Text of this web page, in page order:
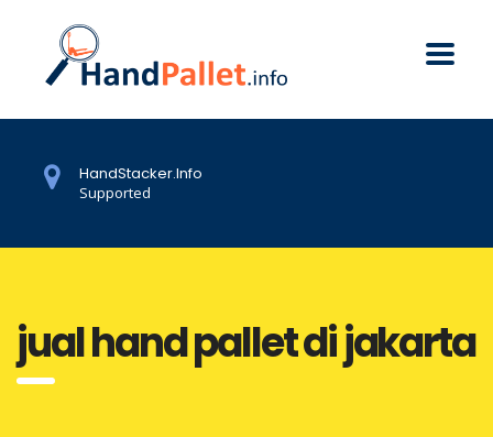
HandStacker.Info
Supported
jual hand pallet di jakarta